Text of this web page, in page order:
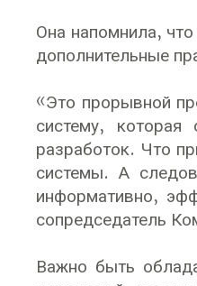
Она напомнила,
дополнительные
«Это прорывной
систему,
разработок. Что
системы. А
информативно,
сопредседатель
Важно быть